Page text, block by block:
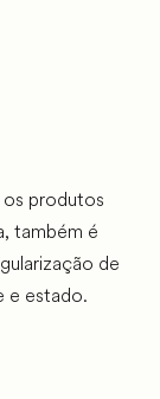
produtos
também é
de
e estado.